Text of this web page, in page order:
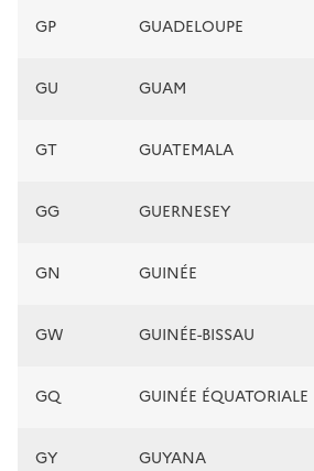
GP GUADELOUPE
GU GUAM
GT GUATEMALA
GG GUERNESEY
GN GUINÉE
GW GUINÉE-BISSAU
GQ GUINÉE ÉQUATORIALE
GY GUYANA